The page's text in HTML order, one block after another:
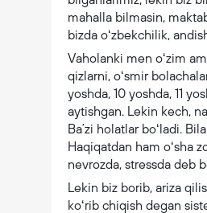
mahalla bilmasin,
bizda oʻzbekchilik,
Vaholanki men oʻzim
qizlarni, oʻsmir
yoshda, 10 yoshda, 11
aytishgan. Lekin kech,
Baʼzi holatlar boʻladi.
Haqiqatdan ham oʻsha
nevrozda, stressda deb
Lekin biz borib, ariza
koʻrib chiqish degan